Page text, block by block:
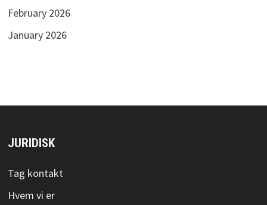
February 2026
January 2026
JURIDISK
Tag kontakt
Hvem vi er